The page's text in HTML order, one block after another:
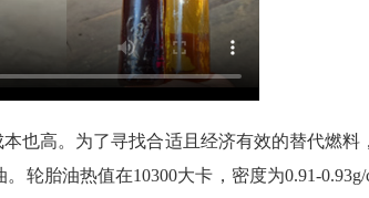
也高。为了寻找合适且经济有效的替代燃料
轮胎油热值在10300大卡，密度为0.91-0.93g/